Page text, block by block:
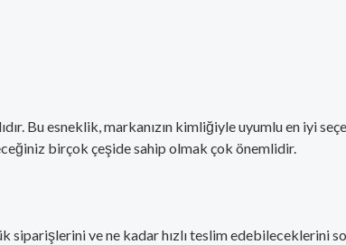
Bu esneklik, markanızın kimliğiyle uyumlu en iyi
birçok çeşide sahip olmak çok önemlidir.
siparişlerini ve ne kadar hızlı teslim